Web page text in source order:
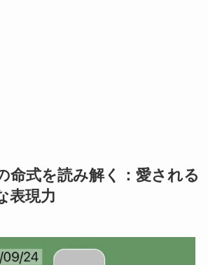
命式を読み解く：愛される
表現力